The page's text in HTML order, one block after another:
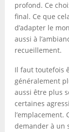
profond. Ce
final. Ce que
d’adapter le
aussi à
recueillement.
Il faut toutefois
généralement
aussi être plus
certaines
l’emplacement.
demander à un